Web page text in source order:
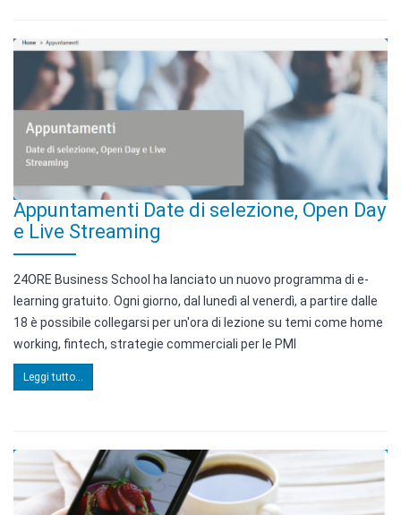
Appuntamenti Date di selezione, Open Day
e Live Streaming
24ORE Business School ha lanciato un nuovo programma di e-
learning gratuito. Ogni giorno, dal lunedì al venerdì, a partire dalle
18 è possibile collegarsi per un'ora di lezione su temi come home
working, fintech, strategie commerciali per le PMI
Leggi tutto...